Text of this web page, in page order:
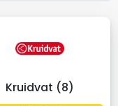
Kruidvat (8)